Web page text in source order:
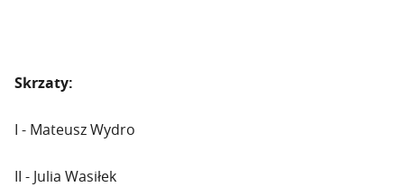
Skrzaty:
I - Mateusz Wydro
II - Julia Wasiłek